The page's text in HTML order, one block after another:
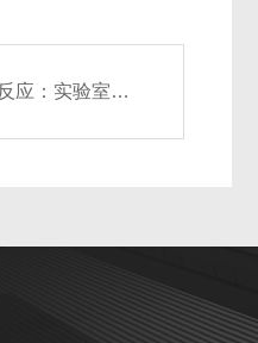
光谱特性与辐照度校准